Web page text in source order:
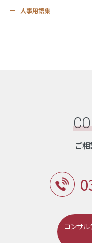
人事用語集
ご
コンサ